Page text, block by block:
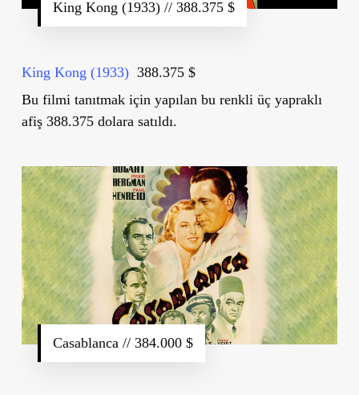
King Kong (1933) // 388.375 $
King Kong (1933) 388.375 $
Bu filmi tanıtmak için yapılan bu renkli üç yapraklı
afiş 388.375 dolara satıldı.
Casablanca // 384.000 $